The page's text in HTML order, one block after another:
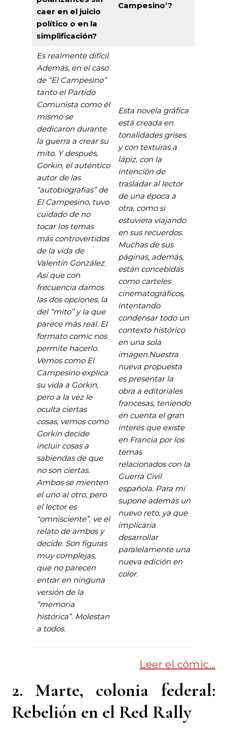
caer en el juicio
político o en la
simplificación?
Campesino’?
Es realmente difícil.
Además, en el caso
de “El Campesino”
tanto el Partido
Comunista como él
mismo se
dedicaron durante
la guerra a crear su
mito. Y después,
Gorkin, el auténtico
autor de las
“autobiografías” de
El Campesino, tuvo
cuidado de no
tocar los temas
más controvertidos
de la vida de
Valentín González.
Así que con
frecuencia damos
las dos opciones, la
del “mito” y la que
parece más real. El
formato comic nos
permite hacerlo.
Vemos como El
Campesino explica
su vida a Gorkin,
pero a la vez le
oculta ciertas
cosas, vemos como
Gorkin decide
incluir cosas a
sabiendas de que
no son ciertas.
Ambos se mienten
el uno al otro, pero
el lector es
“omnisciente”, ve el
relato de ambos y
decide. Son figuras
muy complejas,
que no parecen
entrar en ninguna
versión de la
“memoria
histórica”. Molestan
a todos.
Esta novela gráfica
está creada en
tonalidades grises
y con texturas a
lápiz, con la
intención de
trasladar al lector
de una época a
otra, como si
estuviera viajando
en sus recuerdos.
Muchas de sus
páginas, además,
están concebidas
como carteles
cinematográficos,
intentando
condensar todo un
contexto histórico
en una sola
imagen.Nuestra
nueva propuesta
es presentar la
obra a editoriales
francesas, teniendo
en cuenta el gran
interés que existe
en Francia por los
temas
relacionados con la
Guerra Civil
española. Para mí
supone además un
nuevo reto, ya que
implicaría
desarrollar
paralelamente una
nueva edición en
color.
Leer el cómic…
2. Marte, colonia federal:
Rebelión en el Red Rally